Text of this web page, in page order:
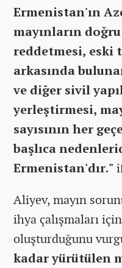
Ermenistan'ın
mayınların
reddetmesi, eski
arkasında
ve diğer sivil
yerleştirmesi,
sayısının her
başlıca
Ermenistan'dır."
Aliyev, mayın
ihya çalışmaları
oluşturduğunu
kadar yürütülen